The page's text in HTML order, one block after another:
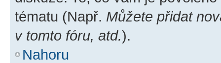
tématu (Např. Můžete přidat
v tomto fóru, atd.).
Nahoru